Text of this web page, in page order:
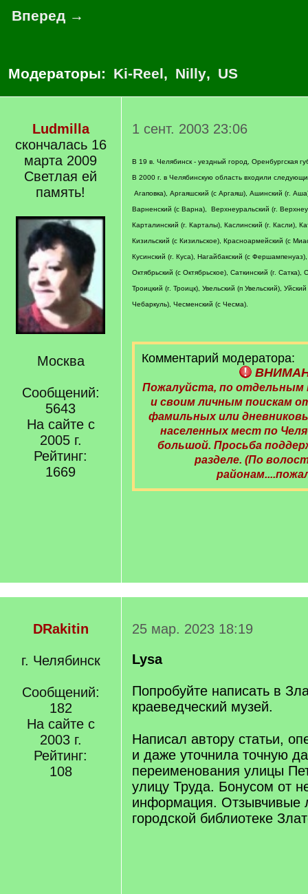
Вперед →
Модераторы: Ki-Reel, Nilly, US
Ludmilla
скончалась 16
марта 2009
Светлая ей
память!
Москва
Сообщений:
5643
На сайте с
2005 г.
Рейтинг:
1669
1 сент. 2003 23:06
В 19 в. Челябинск - уездный город, Оренбургская
В 2000 г. в Челябинскую область входили
Агаповка), Аргаяшский (с Аргаяш), Ашинский (г.
Варненский (с Варна), Верхнеуральский (г.
Карталинский (г. Карталы), Каслинский (г. Касли),
Кизильский (с Кизильское), Красноармейский (с
Кусинский (г. Куса), Нагайбакский (с
Октябрьский (с Октябрьское), Саткинский (г.
Троицкий (г. Троицк), Увельский (п Увельский),
Чебаркуль), Чесменский (с Чесма).
Комментарий модератора:
Пожалуйста, по отдельным
и своим личным поискам
фамильных или
населенных мест по
большой. Просьба
разделе. (По
DRakitin
г. Челябинск
Сообщений:
182
На сайте с
2003 г.
Рейтинг:
108
25 мар. 2023 18:19
Lysa
Попробуйте написать в
краеведческий музей.
Написал автору статьи,
и даже уточнила точную
переименования улицы
улицу Труда. Бонусом от
информация. Отзывчивые
городской библиотеке